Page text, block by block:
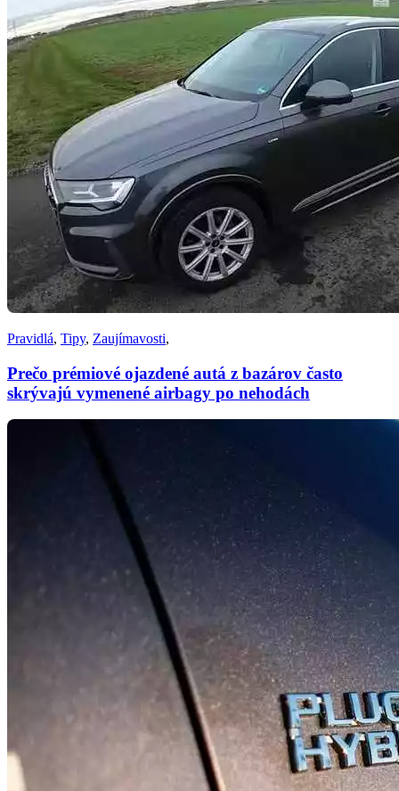
Pravidlá, Tipy, Zaujímavosti,
Prečo prémiové ojazdené autá z bazárov často
skrývajú vymenené airbagy po nehodách